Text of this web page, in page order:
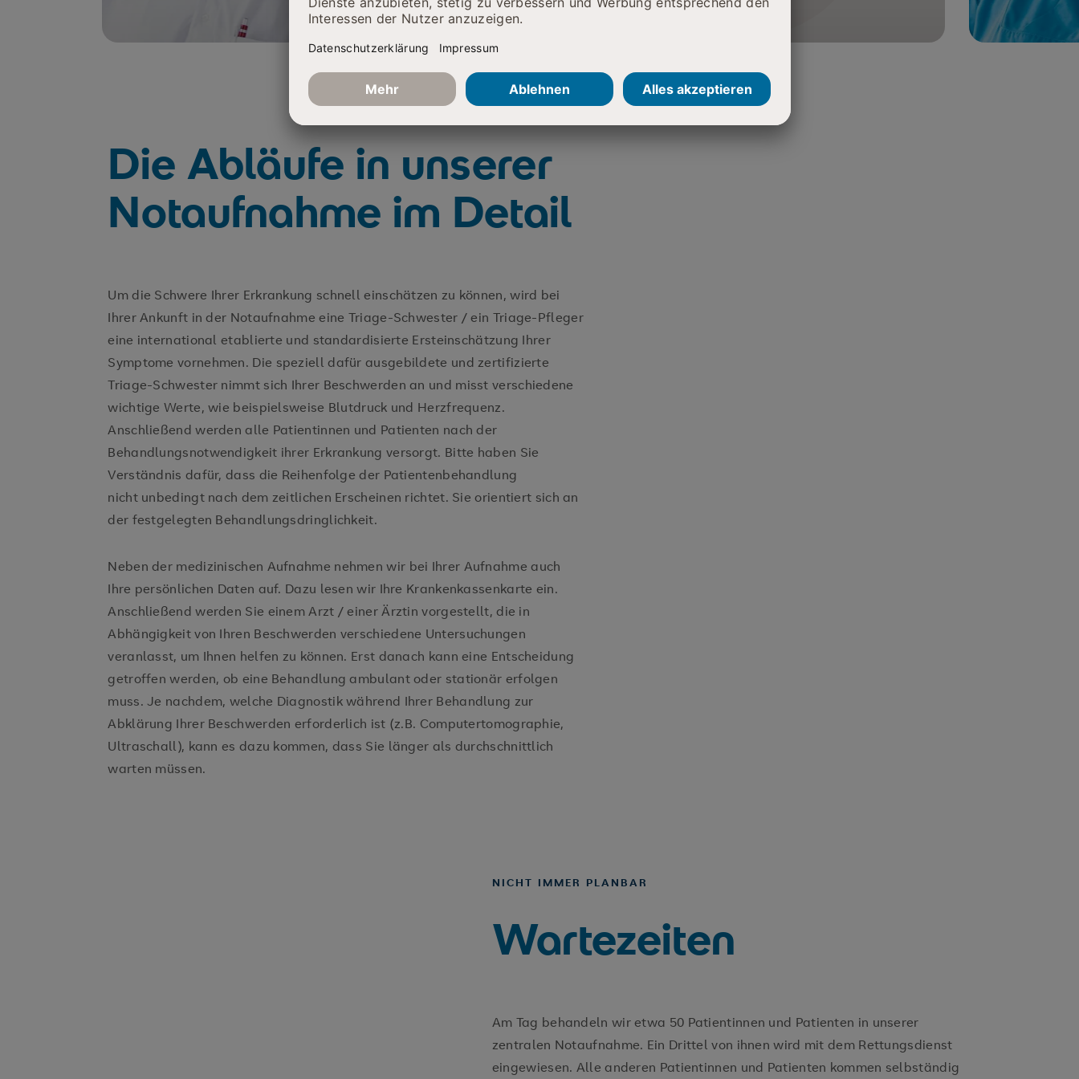
Die Abläufe in unserer
Notaufnahme im Detail
Um die Schwere Ihrer Erkrankung schnell einschätzen zu können, wird bei
Ihrer Ankunft in der Notaufnahme eine Triage-Schwester / ein Triage-Pfleger
eine international etablierte und standardisierte Ersteinschätzung Ihrer
Symptome vornehmen. Die speziell dafür ausgebildete und zertifizierte
Triage-Schwester nimmt sich Ihrer Beschwerden an und misst verschiedene
wichtige Werte, wie beispielsweise Blutdruck und Herzfrequenz.
Anschließend werden alle Patientinnen und Patienten nach der
Behandlungsnotwendigkeit ihrer Erkrankung versorgt. Bitte haben Sie
Verständnis dafür, dass die Reihenfolge der Patientenbehandlung
nicht unbedingt nach dem zeitlichen Erscheinen richtet. Sie orientiert sich an
der festgelegten Behandlungsdringlichkeit.
Neben der medizinischen Aufnahme nehmen wir bei Ihrer Aufnahme auch
Ihre persönlichen Daten auf. Dazu lesen wir Ihre Krankenkassenkarte ein.
Anschließend werden Sie einem Arzt / einer Ärztin vorgestellt, die in
Abhängigkeit von Ihren Beschwerden verschiedene Untersuchungen
veranlasst, um Ihnen helfen zu können. Erst danach kann eine Entscheidung
getroffen werden, ob eine Behandlung ambulant oder stationär erfolgen
muss. Je nachdem, welche Diagnostik während Ihrer Behandlung zur
Abklärung Ihrer Beschwerden erforderlich ist (z.B. Computertomographie,
Ultraschall), kann es dazu kommen, dass Sie länger als durchschnittlich
warten müssen.
NICHT IMMER PLANBAR
Wartezeiten
Am Tag behandeln wir etwa 50 Patientinnen und Patienten in unserer
zentralen Notaufnahme. Ein Drittel von ihnen wird mit dem Rettungsdienst
eingewiesen. Alle anderen Patientinnen und Patienten kommen selbständig